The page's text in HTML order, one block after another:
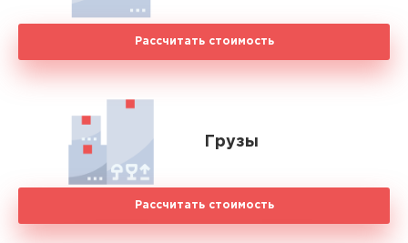
Рассчитать стоимость
Грузы
Рассчитать стоимость